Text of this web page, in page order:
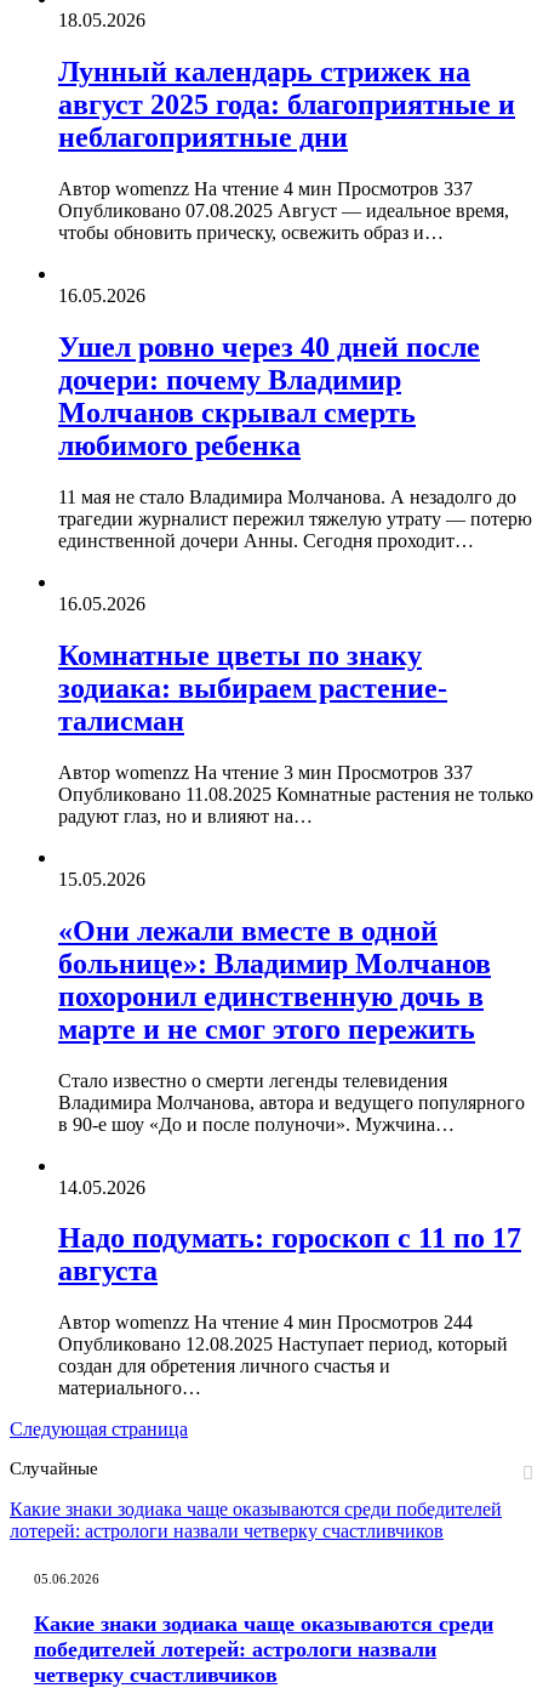
18.05.2026
Лунный календарь стрижек на
август 2025 года: благоприятные и
неблагоприятные дни
Автор womenzz На чтение 4 мин Просмотров 337
Опубликовано 07.08.2025 Август — идеальное время,
чтобы обновить прическу, освежить образ и…
16.05.2026
Ушел ровно через 40 дней после
дочери: почему Владимир
Молчанов скрывал смерть
любимого ребенка
11 мая не стало Владимира Молчанова. А незадолго до
трагедии журналист пережил тяжелую утрату — потерю
единственной дочери Анны. Сегодня проходит…
16.05.2026
Комнатные цветы по знаку
зодиака: выбираем растение-
талисман
Автор womenzz На чтение 3 мин Просмотров 337
Опубликовано 11.08.2025 Комнатные растения не только
радуют глаз, но и влияют на…
15.05.2026
«Они лежали вместе в одной
больнице»: Владимир Молчанов
похоронил единственную дочь в
марте и не смог этого пережить
Стало известно о смерти легенды телевидения
Владимира Молчанова, автора и ведущего популярного
в 90-е шоу «До и после полуночи». Мужчина…
14.05.2026
Надо подумать: гороскоп с 11 по 17
августа
Автор womenzz На чтение 4 мин Просмотров 244
Опубликовано 12.08.2025 Наступает период, который
создан для обретения личного счастья и
материального…
Следующая страница
Случайные
Какие знаки зодиака чаще оказываются среди победителей
лотерей: астрологи назвали четверку счастливчиков
05.06.2026
Какие знаки зодиака чаще оказываются среди
победителей лотерей: астрологи назвали
четверку счастливчиков